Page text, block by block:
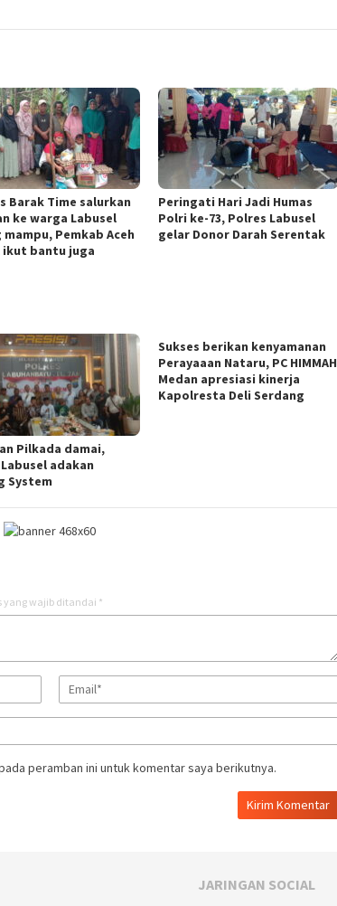
Barak Time salurkan
ke warga Labusel
Pemkab Aceh
ikut bantu juga
Peringati Hari Jadi Humas
Polri ke-73, Polres Labusel
gelar Donor Darah Serentak
Pilkada damai,
adakan
System
Sukses berikan kenyamanan
Perayaaan Nataru, PC HIMMAH
Medan apresiasi kinerja
Kapolresta Deli Serdang
yang wajib ditandai *
peramban ini untuk komentar saya berikutnya.
JARINGAN SOCIAL